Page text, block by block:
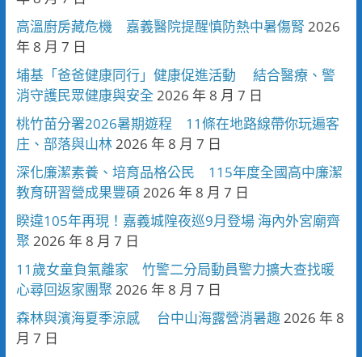
高溫廚房藏危機 嘉義醫院提醒慎防熱中暑傷腎 2026
年 8 月 7 日
埔基「爸爸健康同行」健康促進活動 結合醫療、警
消守護民眾健康與安全 2026 年 8 月 7 日
桃竹苗分署2026暑期遊程 11條在地路線帶你玩遍客
庄、部落與山林2026 年 8 月 7 日
深化廉潔素養、培育品格公民 115年度全國高中廉潔
教育研習營成果豐碩 2026 年 8 月 7 日
睽違105年再現！嘉義城隍夜巡9月登場 海內外宮廟齊
聚 2026 年 8 月 7 日
11歲女童負氣離家 竹警二分局動員警力擴大查找暖
心尋回返家團聚 2026 年 8 月 7 日
森林與濱海夏季涼感 台中山海露營消暑趣2026 年 8
月 7 日